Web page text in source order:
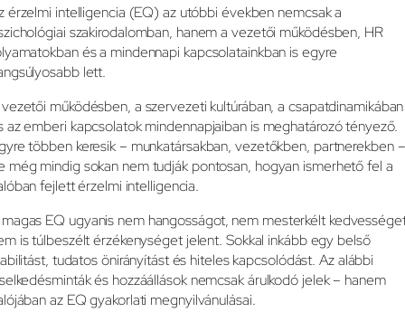
érzelmi intelligencia (EQ) az utóbbi években nemcsak a
szakirodalomban, hanem a vezetői működésben, HR
és a mindennapi kapcsolatainkban is egyre
lett.
működésben, a szervezeti kultúrában, a csapatdinamikában
az emberi kapcsolatok mindennapjaiban is meghatározó tényező.
többen keresik – munkatársakban, vezetőkben, partnerekben
még mindig sokan nem tudják pontosan, hogyan ismerhető fel a
fejlett érzelmi intelligencia.
EQ ugyanis nem hangosságot, nem mesterkélt
is túlbeszélt érzékenységet jelent. Sokkal inkább egy belső
tudatos önirányítást és hiteles kapcsolódást. Az alábbi
és hozzáállások nemcsak árulkodó jelek – hanem
az EQ gyakorlati megnyilvánulásai.